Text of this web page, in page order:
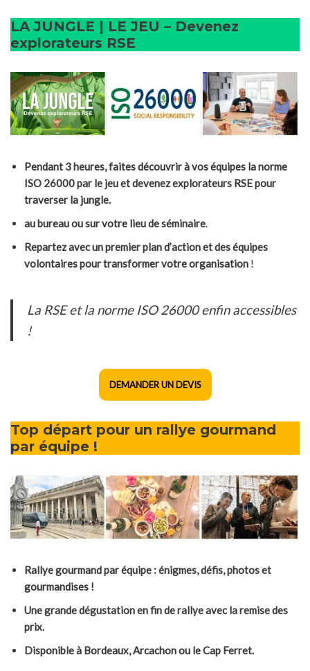
LA JUNGLE | LE JEU – Devenez
explorateurs RSE
Pendant 3 heures, faites découvrir à vos équipes la norme
ISO 26000 par le jeu et devenez explorateurs RSE pour
traverser la jungle.
au bureau ou sur votre lieu de séminaire.
Repartez avec un premier plan d’action et des équipes
volontaires pour transformer votre organisation !
La RSE et la norme ISO 26000 enfin accessibles
!
DEMANDER UN DEVIS
Top départ pour un rallye gourmand
par équipe !
Rallye gourmand par équipe : énigmes, défis, photos et
gourmandises !
Une grande dégustation en fin de rallye avec la remise des
prix.
Disponible à Bordeaux, Arcachon ou le Cap Ferret.